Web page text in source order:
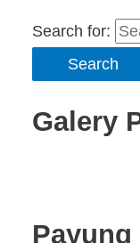
Search for:
Galery
Payung